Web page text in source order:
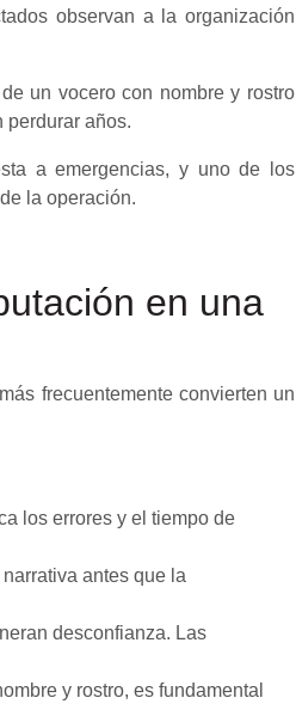
observan a la organización
un vocero con nombre y rostro
perdurar años.
a emergencias, y uno de los
la operación.
en una
frecuentemente convierten un
los errores y el tiempo de
antes que la
desconfianza. Las
y rostro, es fundamental